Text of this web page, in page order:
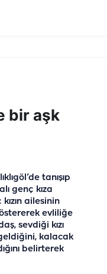
bir aşk
tanışıp
genç kıza
ailesinin
evliliğe
sevdiği kızı
geldiğini, kalacak
belirterek